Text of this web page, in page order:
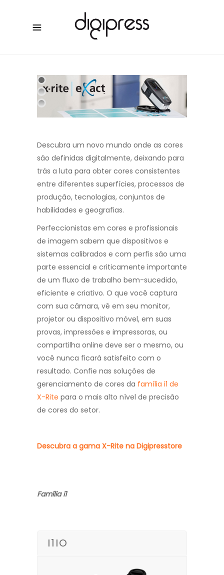
Descubra um novo mundo onde as cores
são definidas digitalmente, deixando para
trás a luta para obter cores consistentes
entre diferentes superfícies, processos de
produção, tecnologias, conjuntos de
habilidades e geografias.
Perfeccionistas em cores e profissionais
de imagem sabem que dispositivos e
sistemas calibrados e com perfis são uma
parte essencial e criticamente importante
de um fluxo de trabalho bem-sucedido,
eficiente e criativo. O que você captura
com sua câmara, vê em seu monitor,
projetor ou dispositivo móvel, em suas
provas, impressões e impressoras, ou
compartilha online deve ser o mesmo, ou
você nunca ficará satisfeito com o
resultado. Confie nas soluções de
gerenciamento de cores da família i1 de
X-Rite para o mais alto nível de precisão
de cores do setor.
Descubra a gama X-Rite na Digipresstore
Família i1
I1IO